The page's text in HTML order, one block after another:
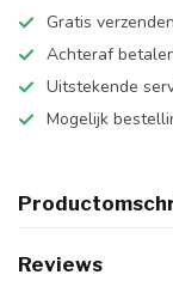
Gratis
Achteraf
Uitstekende
Mogelijk
Reviews